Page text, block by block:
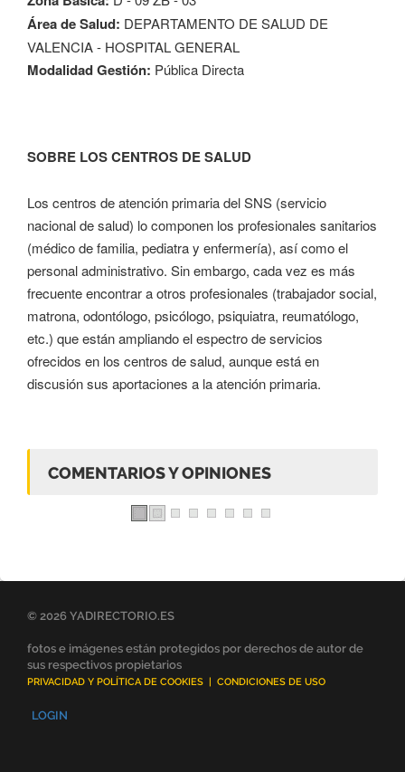
Área de Salud: DEPARTAMENTO DE SALUD DE
VALENCIA - HOSPITAL GENERAL
Modalidad Gestión: Pública Directa
SOBRE LOS CENTROS DE SALUD
Los centros de atención primaria del SNS (servicio
nacional de salud) lo componen los profesionales sanitarios
(médico de familia, pediatra y enfermería), así como el
personal administrativo. Sin embargo, cada vez es más
frecuente encontrar a otros profesionales (trabajador social,
matrona, odontólogo, psicólogo, psiquiatra, reumatólogo,
etc.) que están ampliando el espectro de servicios
ofrecidos en los centros de salud, aunque está en
discusión sus aportaciones a la atención primaria.
COMENTARIOS Y OPINIONES
© 2026 YADIRECTORIO.ES
fotos e imágenes están protegidos por derechos de autor de
sus respectivos propietarios
PRIVACIDAD Y POLÍTICA DE COOKIES | CONDICIONES DE USO
LOGIN